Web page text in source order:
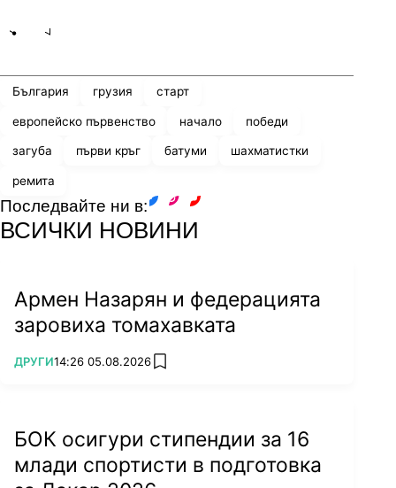
България грузия старт
европейско първенство начало победи
загуба първи кръг батуми шахматистки
ремита
Последвайте ни в:
ВСИЧКИ НОВИНИ
Армен Назарян и федерацията
заровиха томахавката
ПОВЕЧЕ ОТ
ДРУГИ14:26 05.08.2026 add favorites
БОК осигури стипендии за 16
млади спортисти в подготовка